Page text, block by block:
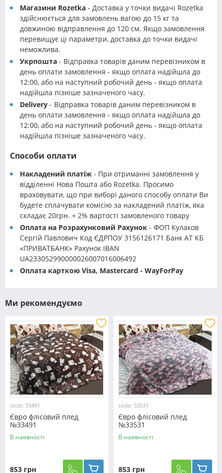
Магазини Rozetka - Доставка у точки видачі Rozetka
здійснюється для замовлень вагою до 15 кг та
довжиною відправлення до 120 см. Якщо замовлення
перевищує ці параметри, доставка до точки видачі
неможлива.
Укрпошта - Відправка товарів даним перевізником в
день оплати замовлення - якщо оплата надійшла до
12:00, або на наступний робочий день - якщо оплата
надійшла пізніше зазначеного часу.
Delivery - Відправка товарів даним перевізником в
день оплати замовлення - якщо оплата надійшла до
12:00, або на наступний робочий день - якщо оплата
надійшла пізніше зазначеного часу.
Способи оплати
Накладений платіж - При отриманні замовлення у
відділенні Нова Пошта або Rozetka. Просимо
враховувати, що при виборі даного способу оплати Ви
будете сплачувати комісію за накладений платіж, яка
складає 20грн. + 2% вартості замовленого товару
Оплата на Розрахунковий Рахунок - ФОП Кулаков
Сергій Павлович Код ЄДРПОУ 3156126171 Банк АТ КБ
«ПРИВАТБАНК» Рахунок IBAN
UA233052990000026007016006492
Оплата карткою Visa, Mastercard - WayForPay
Ми рекомендуємо
code: 33491
Євро флісовий плед
№33491
В наявності
853 грн
code: 33531
Євро флісовий плед
№33531
В наявності
853 грн